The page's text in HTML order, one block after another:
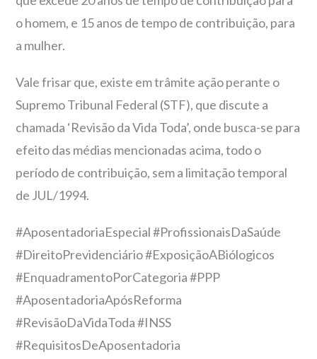
o homem, e 15 anos de tempo de contribuição, para
a mulher.
Vale frisar que, existe em trâmite ação perante o
Supremo Tribunal Federal (STF), que discute a
chamada ‘Revisão da Vida Toda’, onde busca-se para
efeito das médias mencionadas acima, todo o
período de contribuição, sem a limitação temporal
de JUL/1994.
#AposentadoriaEspecial #ProfissionaisDaSaúde
#DireitoPrevidenciário #ExposiçãoABiólogicos
#EnquadramentoPorCategoria #PPP
#AposentadoriaApósReforma
#RevisãoDaVidaToda #INSS
#RequisitosDeAposentadoria